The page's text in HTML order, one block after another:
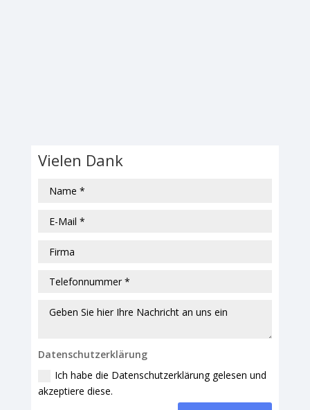
Vielen Dank
Datenschutzerklärung
Ich habe die Datenschutzerklärung gelesen und
akzeptiere diese.